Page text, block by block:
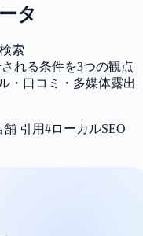
タ
索
される条件を3つの観点
・口コミ・多媒体露出
舗 引用#ローカルSEO